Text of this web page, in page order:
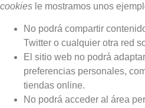
cookies le mostramos unos
No podrá compartir
Twitter o cualquier otra red
El sitio web no podrá
preferencias personales,
tiendas online.
No podrá acceder al área